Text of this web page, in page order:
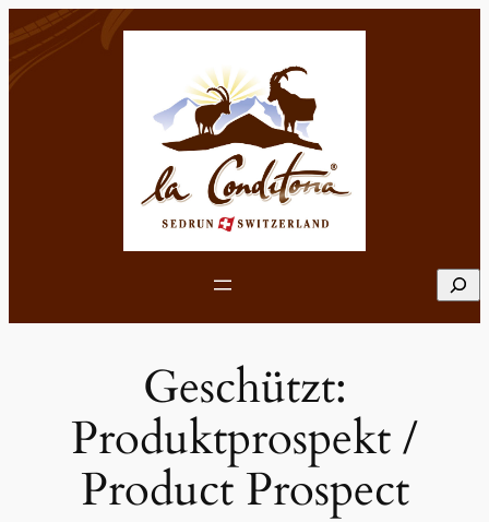
Zum
Inhalt
springen
Geschützt:
Produktprospekt /
Product Prospect